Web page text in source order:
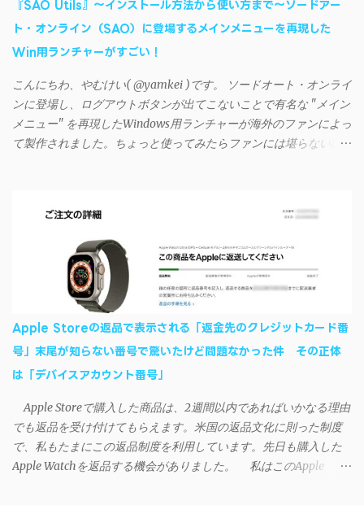
つまでたっても再度入力を促されるというもの。 この不具合を
回避するには、次の手順が有効だ。 Androidデバイスの言語を英語
に設定する （念のため）再起動する iSyncrでパスワードを入力す
すれば完了 一度この手順を施せば、言語設定は日本語に戻して
もOKだ。これでWi-Fiを使った同期機能が使えるようになる。USB
接続による同期については、アプリに根本的な不具合が発生して
おり、現時点で使えないようだ。諦めよう。 今回の不具合につ
iSyncrを活用することで、Androidデバイスでもレート機能や再生
ートフォンに移行したい場合に役立つはずだ。
『SAO Utils』～インストール方法から使い方まで～ソードアー
ト・オンライン（SAO）に登場するメインメニューを再現した
Win用ランチャーがすごい！
こんにちわ、やむけい( @yamkei )です。 ソードオート・オンライ
ンに登場し、ログアウトボタンが出てこないことで有名な "メイン
メニュー" を再現したWindows用ランチャーが海外のファンによっ
て製作されました。ちょっと使ってみたらファンには堪らないほ
す・・・。カッコイイ！！ 開発ページ（英語） gpbeta.com - The
SAO Utilities Project – development log インストール（導入）手順
1. 開発ページ のDownloadsの項目から自分のOSにあったファイル
をダウンロードする。 Windows（Windows2000, XP, Vista, Win7,
Win8）に対応です。 （ ◆自分のパソコンが 32 ビット版か 64 ビッ
ト版かを確認したい ） 2.ダウンロードしたファイルを解凍後、
（自分はProgram Filesの中に移動させちゃいました）フォルダの
中にある SAO Utils.exe を実行。 3.アップデートがある場合は起動
時に知らせてくれるので、パッチをダウンロードしましょう。 ダ
て切り取り、先ほどダウンロードした SAO Utilsフォルダ へ貼り付
け、新しいファイルへ置き換えることで適用できます。 起動方法
と各種設定 アップデートが完了したら改めて SAO Utils.exe を起動
すると、アニメで見覚えのあるスプラッシュウィンドウがSEとと
Apple Storeの返品で表示される「返金先のクレジットカード番
号」末尾が知らない番号で驚いたけど問題なかった件 その正体
は「デバイスアカウント番号」
Apple Storeで購入した商品は、2週間以内であればいかなる理由
でも返品を受け付けてもらえます。米国の返品文化に則った制度
で、私もたまにこの返品制度を利用しています。先日も購入した
Apple Watchを返品する機会がありました。 私はこのApple